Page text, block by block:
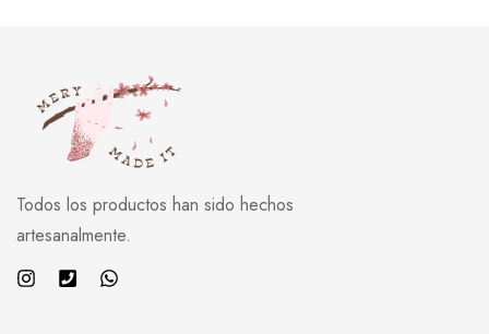
Todos los productos han sido hechos
artesanalmente.